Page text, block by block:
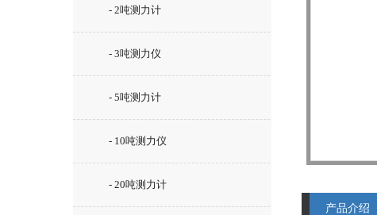
- 2吨测力计
- 3吨测力仪
- 5吨测力计
- 10吨测力仪
- 20吨测力计
产品介绍